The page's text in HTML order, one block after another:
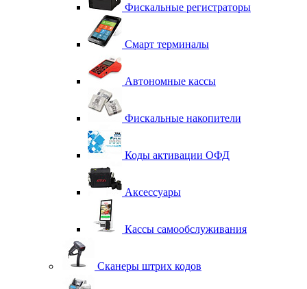
Фискальные регистраторы
Смарт терминалы
Автономные кассы
Фискальные накопители
Коды активации ОФД
Аксессуары
Кассы самообслуживания
Сканеры штрих кодов